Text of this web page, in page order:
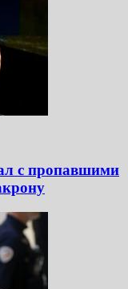
с пропавшими